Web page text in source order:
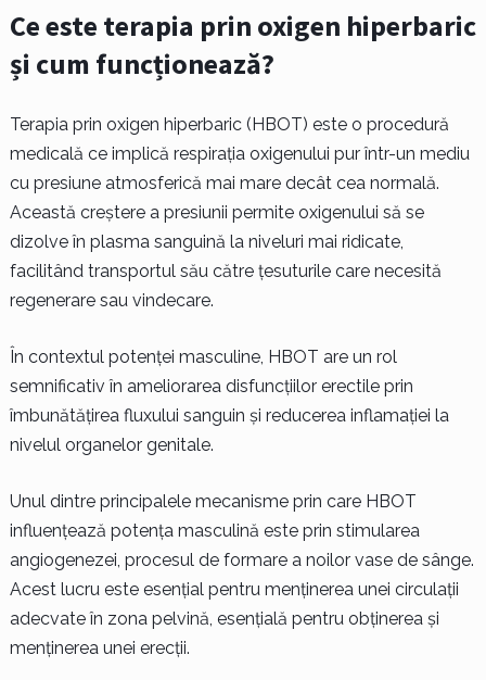
Ce este terapia prin oxigen hiperbaric
și cum funcționează?
Terapia prin oxigen hiperbaric (HBOT) este o procedură
medicală ce implică respirația oxigenului pur într-un mediu
cu presiune atmosferică mai mare decât cea normală.
Această creștere a presiunii permite oxigenului să se
dizolve în plasma sanguină la niveluri mai ridicate,
facilitând transportul său către țesuturile care necesită
regenerare sau vindecare.
În contextul potenței masculine, HBOT are un rol
semnificativ în ameliorarea disfuncțiilor erectile prin
îmbunătățirea fluxului sanguin și reducerea inflamației la
nivelul organelor genitale.
Unul dintre principalele mecanisme prin care HBOT
influențează potența masculină este prin stimularea
angiogenezei, procesul de formare a noilor vase de sânge.
Acest lucru este esențial pentru menținerea unei circulații
adecvate în zona pelvină, esențială pentru obținerea și
menținerea unei erecții.